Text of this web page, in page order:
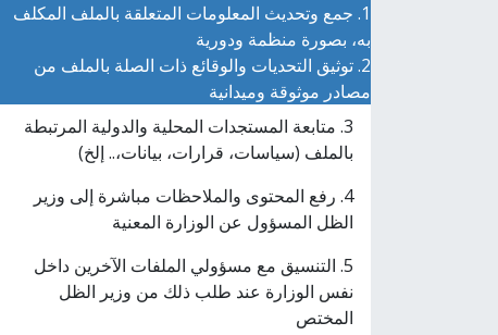
1. جمع وتحديث المعلومات المتعلقة بالملف المكلف
به، بصورة منظمة ودورية
2. توثيق التحديات والوقائع ذات الصلة بالملف من
مصادر موثوقة وميدانية
3. متابعة المستجدات المحلية والدولية المرتبطة
بالملف (سياسات، قرارات، بيانات،.. إلخ)
4. رفع المحتوى والملاحظات مباشرة إلى وزير
الظل المسؤول عن الوزارة المعنية
5. التنسيق مع مسؤولي الملفات الآخرين داخل
نفس الوزارة عند طلب ذلك من وزير الظل
المختص